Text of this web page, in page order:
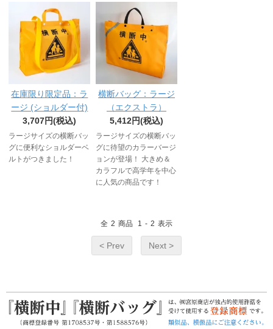
在庫限り限定品：ラ
ージ (ショルダー付)
3,707円(税込)
ラージサイズの横断バッ
グに便利なショルダーベ
ルトがつきました！
横断バッグ：ラージ
（エクストラ）
5,412円(税込)
ラージサイズの横断バッ
グに待望のカラーバージ
ョンが登場！ 大きめ＆
カラフルで高学年を中心
に人気の商品です！
全 2 商品 1 - 2 表示
< Prev Next >